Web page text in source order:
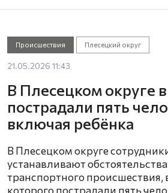
Происшествия Плесецкий округ
21.05.2026 11:43
В Плесецком округе
пострадали пять
включая ребёнка
В Плесецком округе
устанавливают
транспортного происшествия,
которого пострадали пять